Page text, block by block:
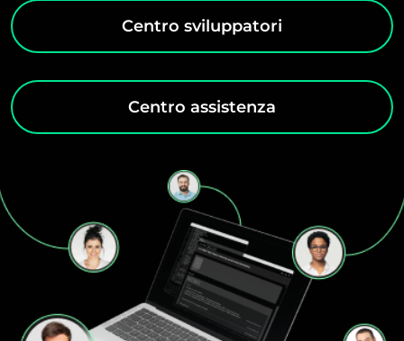
Centro sviluppatori
Centro assistenza